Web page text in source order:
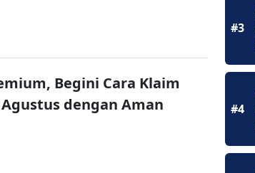
Begini Cara Klaim
dengan Aman
#3
#4